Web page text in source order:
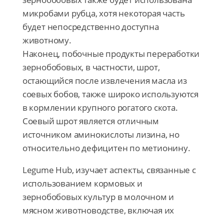
микробами рубца, хотя некоторая часть
будет непосредственно доступна
животному.
Наконец, побочные продукты переработки
зернобобовых, в частности, шрот,
остающийся после извлечения масла из
соевых бобов, также широко используются
в кормлении крупного рогатого скота.
Соевый шрот является отличным
источником аминокислоты лизина, но
относительно дефицитен по метионину.
Legume Hub, изучает аспекты, связанные с
использованием кормовых и
зернобобовых культур в молочном и
мясном животноводстве, включая их